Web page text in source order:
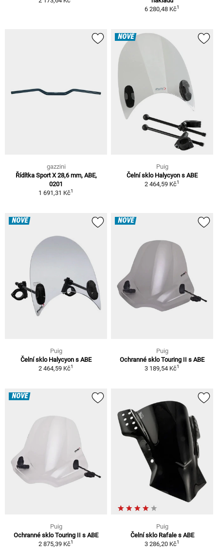
6 280,48 Kč1
gazzini
Řídítka Sport X 28,6 mm, ABE,
0201
1 691,31 Kč1
NOVÉ
Puig
Čelní sklo Halycyon s ABE
2 464,59 Kč1
NOVÉ
Puig
Čelní sklo Halycyon s ABE
2 464,59 Kč1
NOVÉ
Puig
Ochranné sklo Touring II s ABE
3 189,54 Kč1
NOVÉ
Puig
Ochranné sklo Touring II s ABE
2 875,39 Kč1
Puig
Čelní sklo Rafale s ABE
3 286,20 Kč1